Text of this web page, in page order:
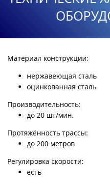
Материал конструкции:
нержавеющая сталь
оцинкованная сталь
Производительность:
до 20 шт/мин.
Протяжённость трассы:
до 200 метров
Регулировка скорости:
есть